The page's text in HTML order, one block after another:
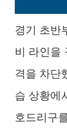
경기 초반
비 라인을
격을 차단
습 상황에
호드리구